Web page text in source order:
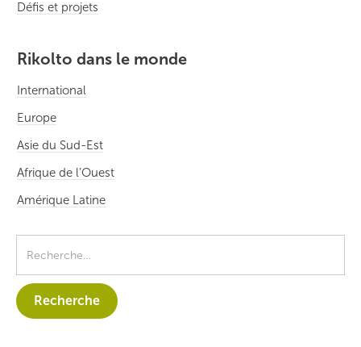
Défis et projets
Rikolto dans le monde
International
Europe
Asie du Sud-Est
Afrique de l’Ouest
Amérique Latine